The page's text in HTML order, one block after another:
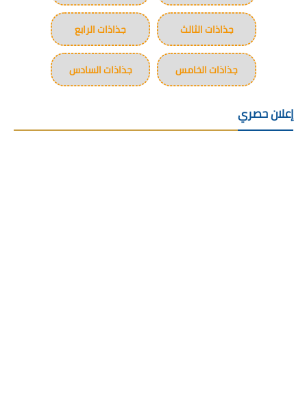
جذاذات الثالث جذاذات الرابع
جذاذات الخامس جذاذات السادس
إعلان حصري